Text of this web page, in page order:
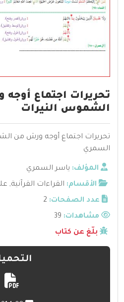
تحريرات اجتماع
الشموس النيرات
تحريرات اجتماع أوجه ورش من
السمري
المؤلف: ياسر السمري
الأقسام: القراءات القرآنية,
عدد الصفحات: 2
مشاهدات:
بلّغ عن كتاب